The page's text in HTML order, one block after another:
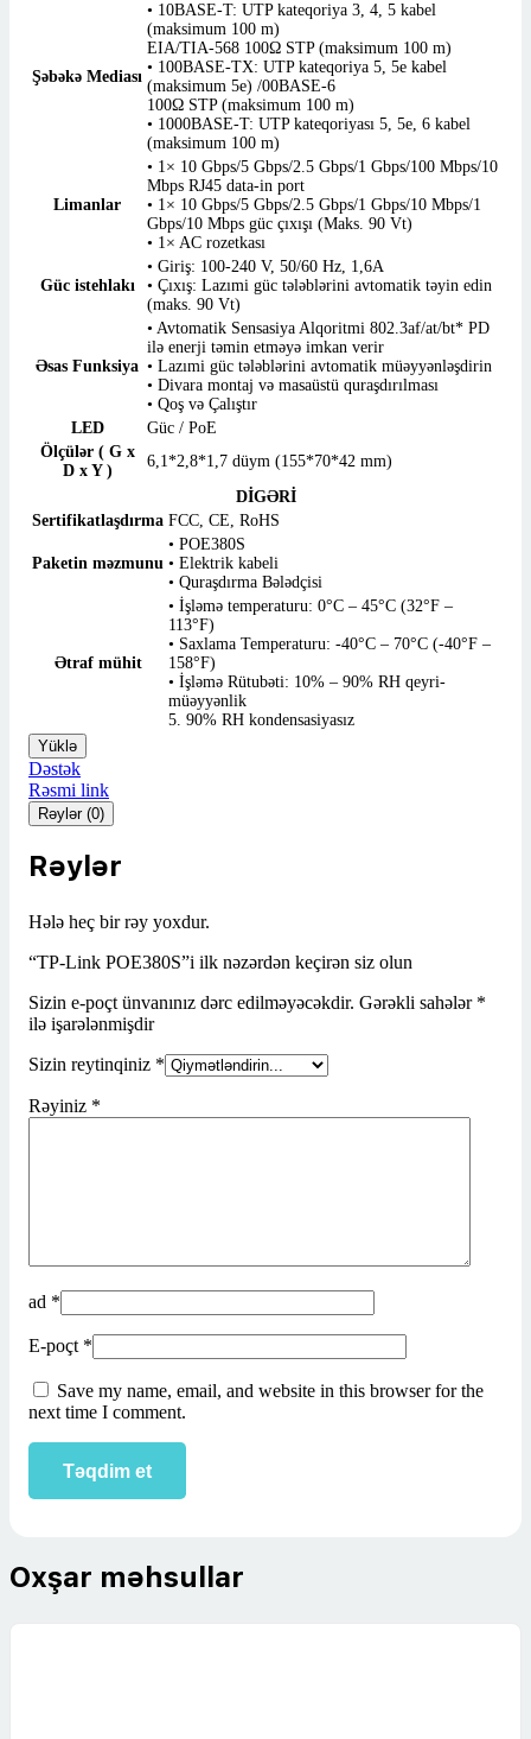
Şəbəkə Mediası
• 10BASE-T: UTP kateqoriya 3, 4, 5 kabel
(maksimum 100 m)
EIA/TIA-568 100Ω STP (maksimum 100 m)
• 100BASE-TX: UTP kateqoriya 5, 5e kabel
(maksimum 5e) /00BASE-6
100Ω STP (maksimum 100 m)
• 1000BASE-T: UTP kateqoriyası 5, 5e, 6 kabel
(maksimum 100 m)
Limanlar
• 1× 10 Gbps/5 Gbps/2.5 Gbps/1 Gbps/100 Mbps/10
Mbps RJ45 data-in port
• 1× 10 Gbps/5 Gbps/2.5 Gbps/1 Gbps/10 Mbps/1
Gbps/10 Mbps güc çıxışı (Maks. 90 Vt)
• 1× AC rozetkası
Güc istehlakı
• Giriş: 100-240 V, 50/60 Hz, 1,6A
• Çıxış: Lazımi güc tələblərini avtomatik təyin edin
(maks. 90 Vt)
Əsas Funksiya
• Avtomatik Sensasiya Alqoritmi 802.3af/at/bt* PD
ilə enerji təmin etməyə imkan verir
• Lazımi güc tələblərini avtomatik müəyyənləşdirin
• Divara montaj və masaüstü quraşdırılması
• Qoş və Çalıştır
LED
Güc / PoE
Ölçülər ( G x
D x Y )
6,1*2,8*1,7 düym (155*70*42 mm)
DİGƏRİ
Sertifikatlaşdırma FCC, CE, RoHS
Paketin məzmunu
• POE380S
• Elektrik kabeli
• Quraşdırma Bələdçisi
Ətraf mühit
• İşləmə temperaturu: 0°C – 45°C (32°F –
113°F)
• Saxlama Temperaturu: -40°C – 70°C (-40°F –
158°F)
• İşləmə Rütubəti: 10% – 90% RH qeyri-
müəyyənlik
5. 90% RH kondensasiyasız
Yüklə
Dəstək
Rəsmi link
Rəylər (0)
Rəylər
Hələ heç bir rəy yoxdur.
“TP-Link POE380S”i ilk nəzərdən keçirən siz olun
Sizin e-poçt ünvanınız dərc edilməyəcəkdir. Gərəkli sahələr *
ilə işarələnmişdir
Sizin reytinqiniz *
Rəyiniz *
ad *
E-poçt *
Save my name, email, and website in this browser for the
next time I comment.
Oxşar məhsullar